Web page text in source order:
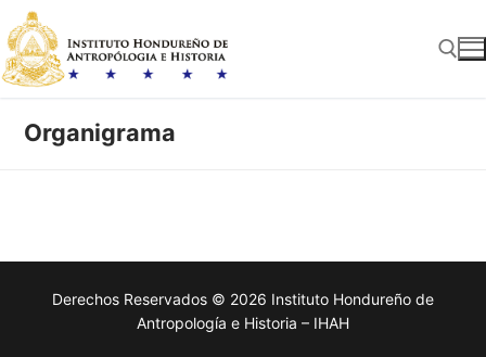
al
contenido
Organigrama
Derechos Reservados © 2026 Instituto Hondureño de
Antropología e Historia – IHAH